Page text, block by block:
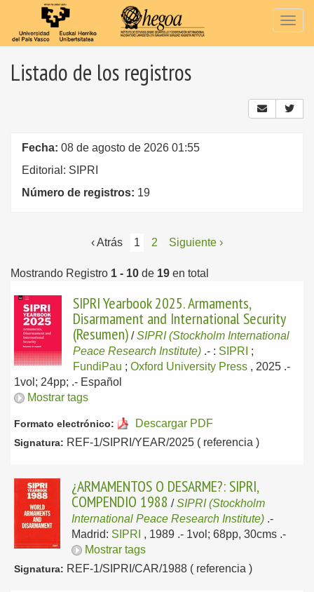
Listado de los registros
Fecha: 08 de agosto de 2026 01:55
Editorial: SIPRI
Número de registros: 19
‹ Atrás 1 2 Siguiente ›
Mostrando Registro 1 - 10 de 19 en total
SIPRI Yearbook 2025. Armaments,
Disarmament and International Security
(Resumen) /SIPRI (Stockholm International
Peace Research Institute) .- : SIPRI ;
FundiPau ; Oxford University Press , 2025 .-
1vol; 24pp; .- Español
Mostrar tags
Formato electrónico: Descargar PDF
Signatura: REF-1/SIPRI/YEAR/2025 ( referencia )
¿ARMAMENTOS O DESARME?: SIPRI,
COMPENDIO 1988 /SIPRI (Stockholm
International Peace Research Institute) .-
Madrid: SIPRI , 1989 .- 1vol; 68pp, 30cms .-
Mostrar tags
Signatura: REF-1/SIPRI/CAR/1988 ( referencia )